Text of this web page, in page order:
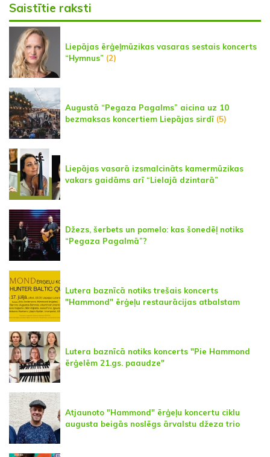
Saistītie raksti
Liepājas ērģeļmūzikas vasaras sestais koncerts
“Hymnus” (2)
Augustā “Pegaza Pagalms” aicina uz 10
bezmaksas koncertiem Liepājas sirdī (5)
Liepājas vasarā izsmalcināts kamermūzikas
vakars gaidāms arī “Lielajā dzintarā”
Džezs, šerbets un pomelo: kas šonedēļ notiks
“Pegaza Pagalmā”?
Lutera baznīcā notiks trešais koncerts
"Hammond" ērģeļu restaurācijas atbalstam
Lutera baznīcā notiks koncerts "Pie Hammond
ērģelēm 21.gs. paaudze"
Atjaunoto "Hammond" ērģeļu koncertu ciklu
augusta beigās noslēgs ārvalstu džeza trio